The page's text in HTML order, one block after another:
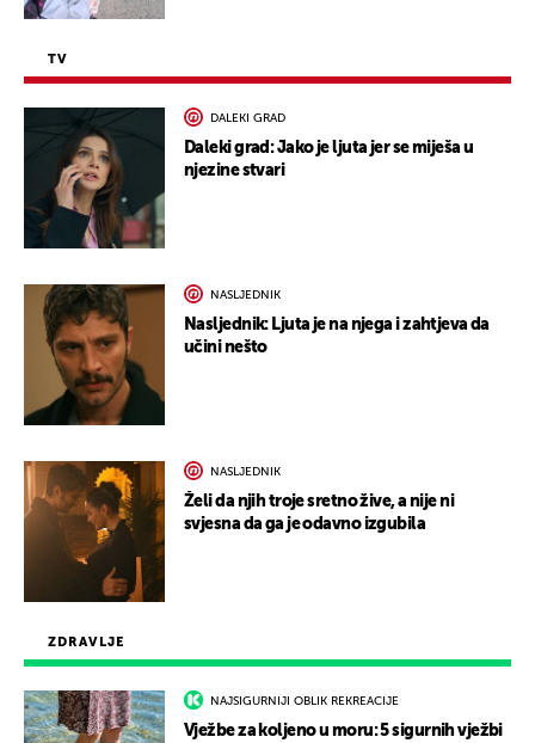
ZDRAVLJE
NAJSIGURNIJI OBLIK REKREACIJE
Vježbe za koljeno u moru: 5 sigurnih vježbi
TV
DALEKI GRAD
Daleki grad: Jako je ljuta jer se miješa u
njezine stvari
NASLJEDNIK
Nasljednik: Ljuta je na njega i zahtjeva da
učini nešto
NASLJEDNIK
Želi da njih troje sretno žive, a nije ni
svjesna da ga je odavno izgubila